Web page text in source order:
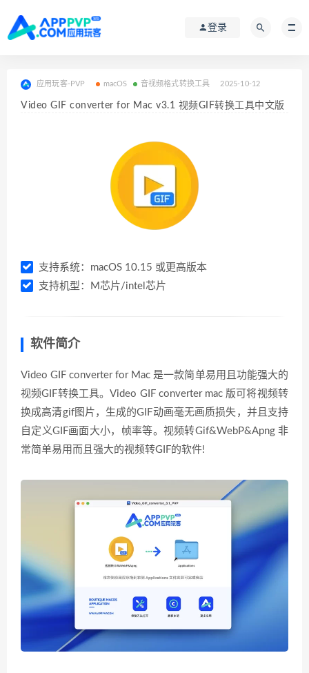
登录
应用玩客-PVP macOS 音视频格式转换工具 2025-10-12
Video GIF converter for Mac v3.1 视频GIF转换工具中文版
支持系统：macOS 10.15 或更高版本
支持机型：M芯片/intel芯片
软件简介
Video GIF converter for Mac 是一款简单易用且功能强大的
视频GIF转换工具。Video GIF converter mac 版可将视频转
换成高清gif图片，生成的GIF动画毫无画质损失，并且支持
自定义GIF画面大小，帧率等。视频转Gif&WebP&Apng 非
常简单易用而且强大的视频转GIF的软件!